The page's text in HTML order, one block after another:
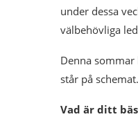
under dessa
välbehövliga
Denna
står på
Vad är ditt